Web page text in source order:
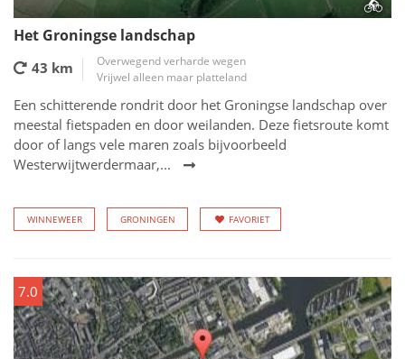
Het Groningse landschap
43 km
Overwegend verharde wegen
Vrijwel alleen maar platteland
Een schitterende rondrit door het Groningse landschap over
meestal fietspaden en door weilanden. Deze fietsroute komt
door of langs vele maren zoals bijvoorbeeld
Westerwijtwerdermaar,...
WINNEWEER GRONINGEN FAVORIET
7.0